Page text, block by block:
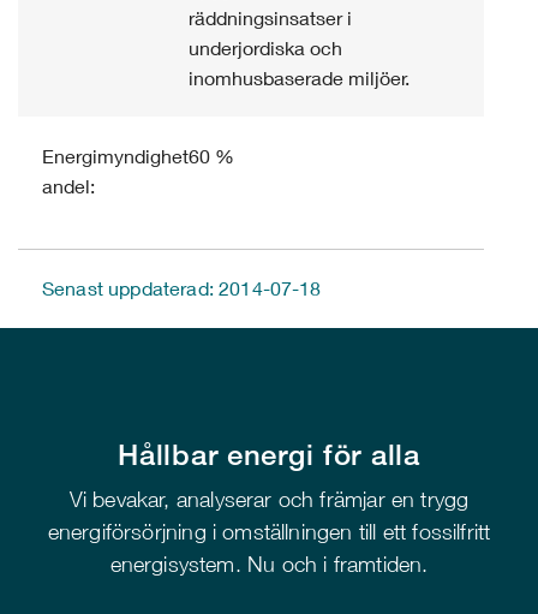
räddningsinsatser i
underjordiska och
inomhusbaserade miljöer.
Energimyndighetens
andel:
60 %
Senast uppdaterad: 2014-07-18
Hållbar energi för alla
Vi bevakar, analyserar och främjar en trygg
energiförsörjning i omställningen till ett fossilfritt
energisystem. Nu och i framtiden.